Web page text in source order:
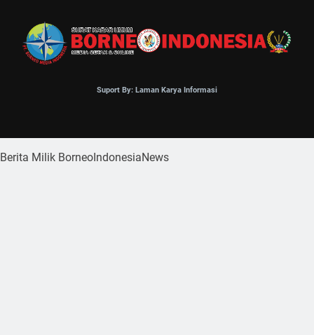
Suport By: Laman Karya Informasi
Berita Milik BorneoIndonesiaNews